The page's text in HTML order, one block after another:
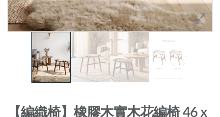
【編織椅】橡膠木實木花編椅 46 x